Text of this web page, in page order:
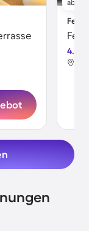
ab
4.7